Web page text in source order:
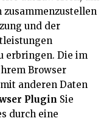
zusammenzustellen
und der
erbringen. Die im
Browser
anderen Daten
Plugin Sie
durch eine